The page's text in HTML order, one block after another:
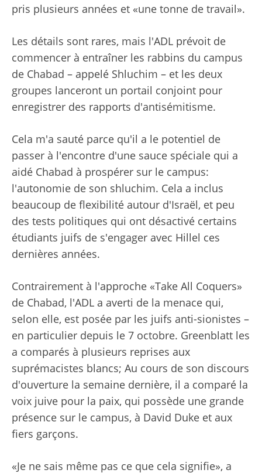
pris plusieurs années et «une tonne de travail».
Les détails sont rares, mais l'ADL prévoit de
commencer à entraîner les rabbins du campus
de Chabad – appelé Shluchim – et les deux
groupes lanceront un portail conjoint pour
enregistrer des rapports d'antisémitisme.
Cela m'a sauté parce qu'il a le potentiel de
passer à l'encontre d'une sauce spéciale qui a
aidé Chabad à prospérer sur le campus:
l'autonomie de son shluchim. Cela a inclus
beaucoup de flexibilité autour d'Israël, et peu
des tests politiques qui ont désactivé certains
étudiants juifs de s'engager avec Hillel ces
dernières années.
Contrairement à l'approche «Take All Coquers»
de Chabad, l'ADL a averti de la menace qui,
selon elle, est posée par les juifs anti-sionistes –
en particulier depuis le 7 octobre. Greenblatt les
a comparés à plusieurs reprises aux
suprémacistes blancs; Au cours de son discours
d'ouverture la semaine dernière, il a comparé la
voix juive pour la paix, qui possède une grande
présence sur le campus, à David Duke et aux
fiers garçons.
«Je ne sais même pas ce que cela signifie», a